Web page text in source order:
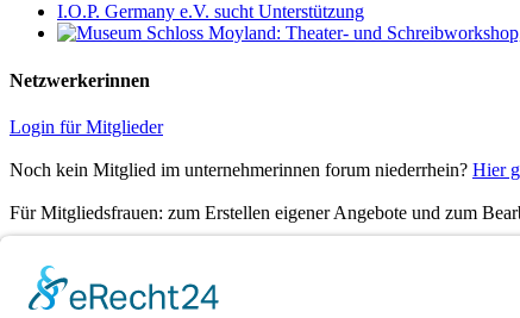
I.O.P. Germany e.V. sucht Unterstützung
Netzwerkerinnen
Login für Mitglieder
Noch kein Mitglied im unternehmerinnen forum niederrhein? Hier
Für Mitgliedsfrauen: zum Erstellen eigener Angebote und zum
Folge dem unternehmerinnen forum niederrhein auch auf